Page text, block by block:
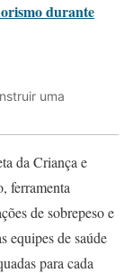
durante
uma
da Criança e
ferramenta
de sobrepeso e
equipes de saúde
para cada